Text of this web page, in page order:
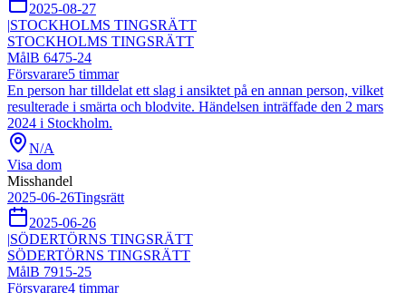
2025-08-27
|STOCKHOLMS TINGSRÄTT
STOCKHOLMS TINGSRÄTT
MålB 6475-24
Försvarare5 timmar
En person har tilldelat ett slag i ansiktet på en annan person, vilket
resulterade i smärta och blodvite. Händelsen inträffade den 2 mars
2024 i Stockholm.
N/A
Visa dom
Misshandel
2025-06-26Tingsrätt
2025-06-26
|SÖDERTÖRNS TINGSRÄTT
SÖDERTÖRNS TINGSRÄTT
MålB 7915-25
Försvarare4 timmar